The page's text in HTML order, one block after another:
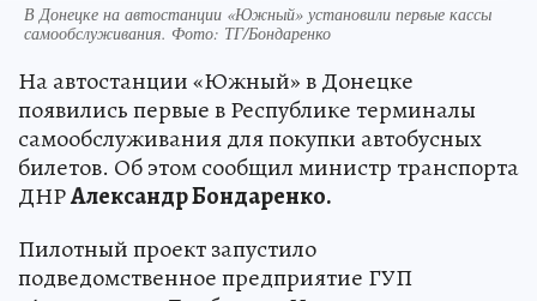
В Донецке на автостанции «Южный» установили первые кассы
самообслуживания. Фото: ТГ/Бондаренко
На автостанции «Южный» в Донецке
появились первые в Республике терминалы
самообслуживания для покупки автобусных
билетов. Об этом сообщил министр транспорта
ДНРАлександр Бондаренко.
Пилотный проект запустило
подведомственное предприятие ГУП